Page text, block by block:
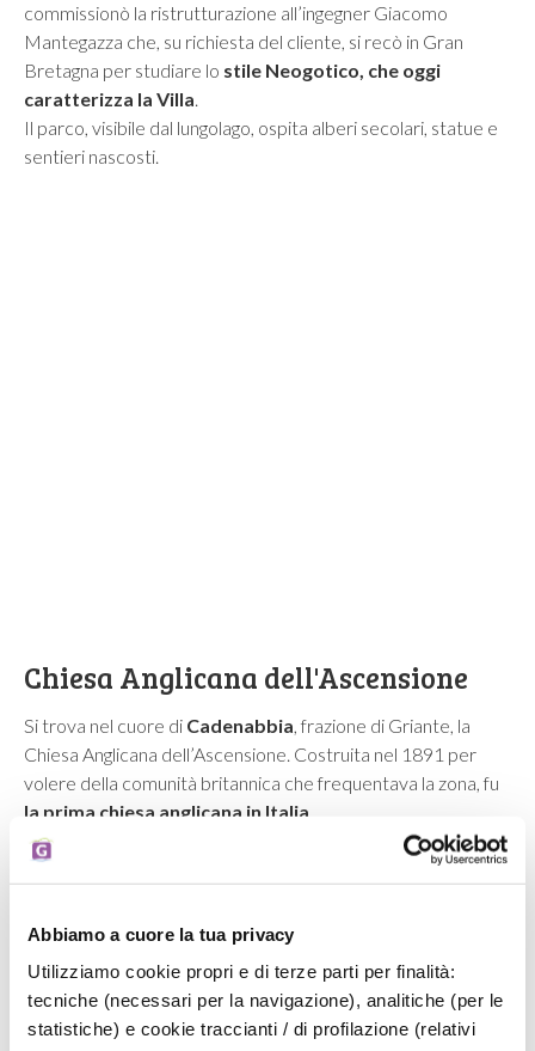
Abbiamo a cuore la tua privacy
Utilizziamo cookie propri e di terze parti per finalità:
tecniche (necessari per la navigazione), analitiche (per le
statistiche) e cookie traccianti / di profilazione (relativi
commissionò la ristrutturazione all’ingegner Giacomo
Mantegazza che, su richiesta del cliente, si recò in Gran
Bretagna per studiare lo stile Neogotico, che oggi
caratterizza la Villa.
Il parco, visibile dal lungolago, ospita alberi secolari, statue e
sentieri nascosti.
Chiesa Anglicana dell'Ascensione
Si trova nel cuore di Cadenabbia, frazione di Griante, la
Chiesa Anglicana dell’Ascensione. Costruita nel 1891 per
volere della comunità britannica che frequentava la zona, fu
la prima chiesa anglicana in Italia
Le sue caratteristiche architettoniche sono quelle deltardo
Quattrocento lombardo
: una navata unica con grandi
grondaie e le guglie che sormontano i pilastri portanti.
culturali.